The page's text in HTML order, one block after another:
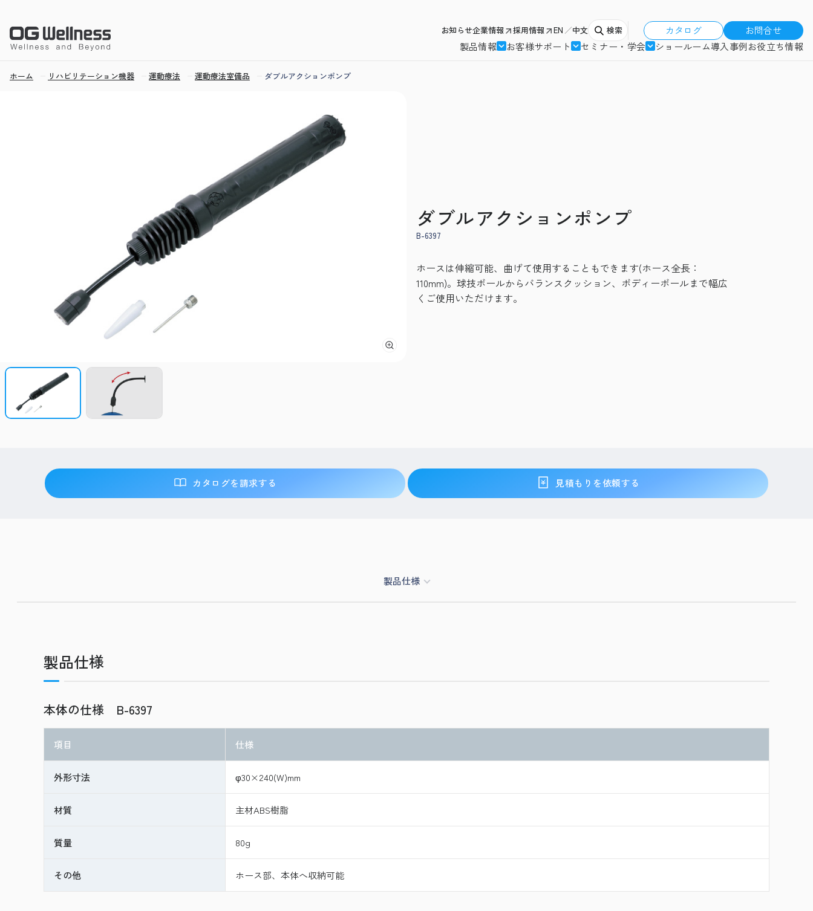
お知らせ企業情報 採用情報 EN 中文 検索 カタログ
お問合せ
製品情報
お客様サポート セミナー・学会 ショールーム導入事例お役立ち情報
ホーム リハビリテーション機器 運動療法 運動療法室備品 ダブルアクションポンプ
ダブルアクションポンプ
B-6397
ホースは伸縮可能、曲げて使用することもできます(ホース全長：
110mm)。球技ボールからバランスクッション、ボディーボールまで幅広
くご使用いただけます。
カタログを請求する 見積もりを依頼する
製品仕様
製品仕様
本体の仕様 B-6397
項目 仕様
外形寸法 φ30×240(W)mm
材質 主材ABS樹脂
質量 80g
その他 ホース部、本体へ収納可能